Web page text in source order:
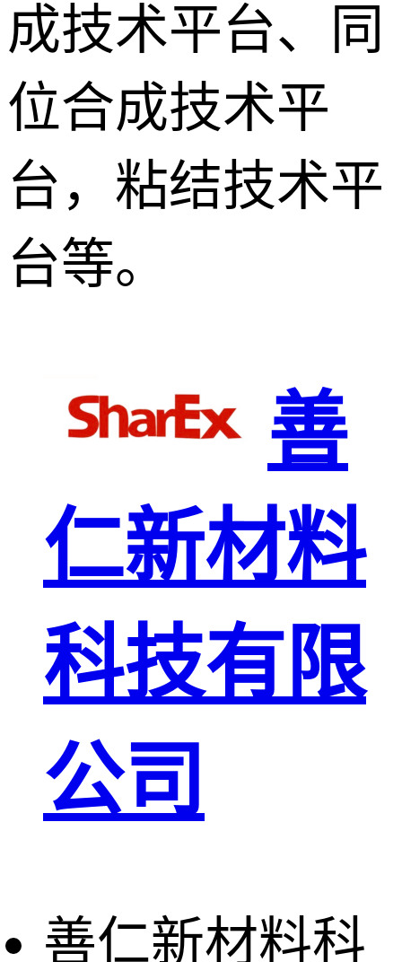
成技术平台、同
位合成技术平
台，粘结技术平
台等。
善
仁新材料
科技有限
公司
善仁新材料科